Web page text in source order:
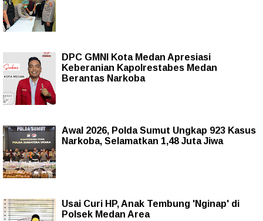
DPC GMNI Kota Medan Apresiasi
Keberanian Kapolrestabes Medan
Berantas Narkoba
Awal 2026, Polda Sumut Ungkap 923 Kasus
Narkoba, Selamatkan 1,48 Juta Jiwa
Usai Curi HP, Anak Tembung 'Nginap' di
Polsek Medan Area